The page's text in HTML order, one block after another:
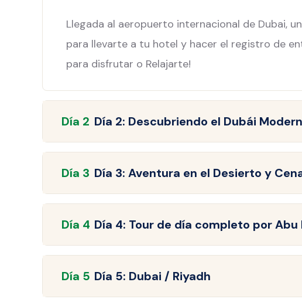
Llegada al aeropuerto internacional de Dubai,
para llevarte a tu hotel y hacer el registro de
para disfrutar o Relajarte!
Día 2 Día 2: Descubriendo el Dubái
Día 3 Día 3: Aventura en el Desierto y
Día 4 Día 4: Tour de día completo por Abu
Día 5 Día 5: Dubai / Riyadh